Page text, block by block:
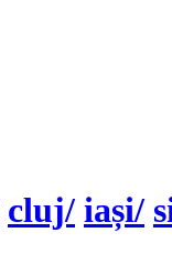
cluj/ iași/